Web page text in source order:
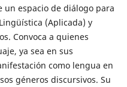
espacio de diálogo para
(Aplicada) y
Convoca a quienes
ya sea en sus
como lengua en
géneros discursivos. Su